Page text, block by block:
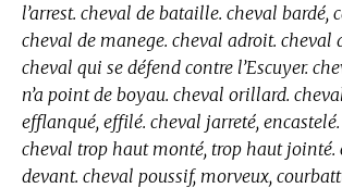
l’arrest. cheval de bataille. cheval bardé,
cheval de manege. cheval adroit. cheval
cheval qui se défend contre l’Escuyer.
n’a point de boyau. cheval orillard.
efflanqué, effilé. cheval jarreté,
cheval trop haut monté, trop haut jointé.
devant. cheval poussif, morveux,